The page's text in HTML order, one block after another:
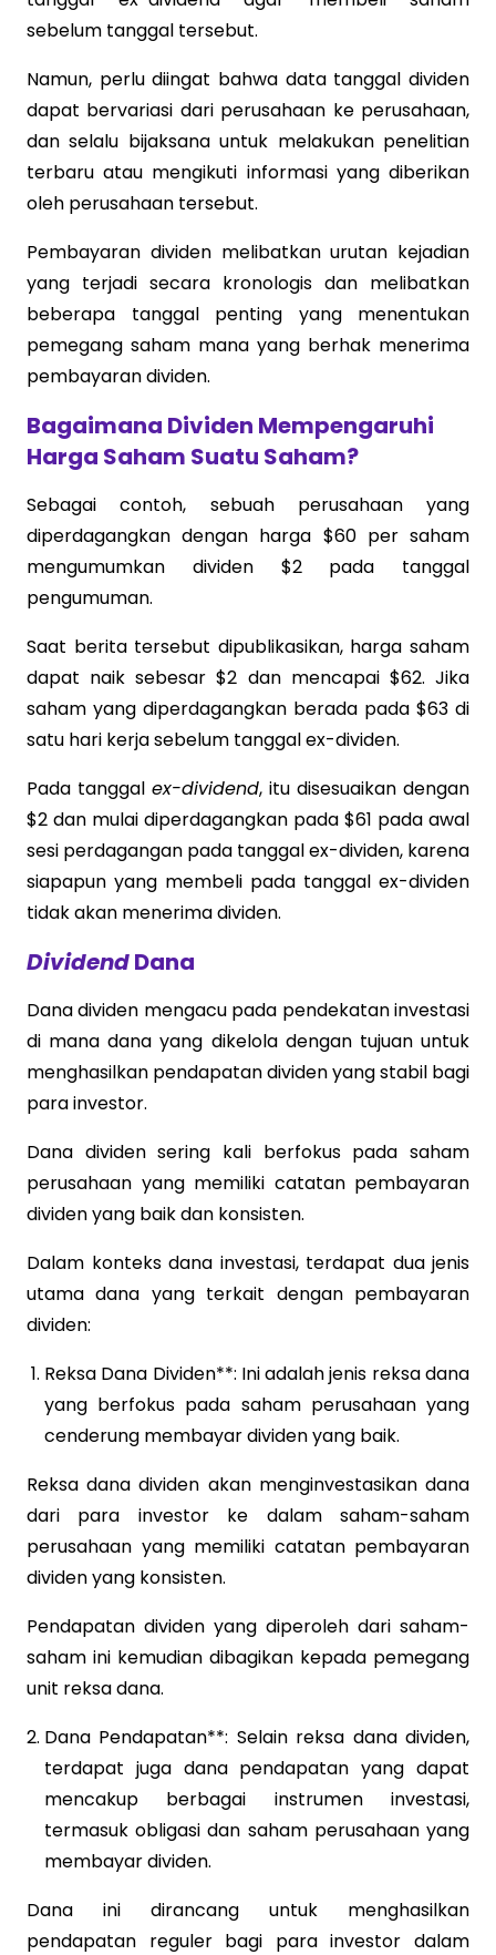
sebelum tanggal tersebut.
Namun, perlu diingat bahwa data tanggal dividen
dapat bervariasi dari perusahaan ke perusahaan,
dan selalu bijaksana untuk melakukan penelitian
terbaru atau mengikuti informasi yang diberikan
oleh perusahaan tersebut.
Pembayaran dividen melibatkan urutan kejadian
yang terjadi secara kronologis dan melibatkan
beberapa tanggal penting yang menentukan
pemegang saham mana yang berhak menerima
pembayaran dividen.
Bagaimana Dividen Mempengaruhi
Harga Saham Suatu Saham?
Sebagai contoh, sebuah perusahaan yang
diperdagangkan dengan harga $60 per saham
mengumumkan dividen $2 pada tanggal
pengumuman.
Saat berita tersebut dipublikasikan, harga saham
dapat naik sebesar $2 dan mencapai $62. Jika
saham yang diperdagangkan berada pada $63 di
satu hari kerja sebelum tanggal ex-dividen.
Pada tanggal ex-dividend, itu disesuaikan dengan
$2 dan mulai diperdagangkan pada $61 pada awal
sesi perdagangan pada tanggal ex-dividen, karena
siapapun yang membeli pada tanggal ex-dividen
tidak akan menerima dividen.
DividendDana
Dana dividen mengacu pada pendekatan investasi
di mana dana yang dikelola dengan tujuan untuk
menghasilkan pendapatan dividen yang stabil bagi
para investor.
Dana dividen sering kali berfokus pada saham
perusahaan yang memiliki catatan pembayaran
dividen yang baik dan konsisten.
Dalam konteks dana investasi, terdapat dua jenis
utama dana yang terkait dengan pembayaran
dividen:
Reksa Dana Dividen**: Ini adalah jenis reksa dana
yang berfokus pada saham perusahaan yang
cenderung membayar dividen yang baik.
Reksa dana dividen akan menginvestasikan dana
dari para investor ke dalam saham-saham
perusahaan yang memiliki catatan pembayaran
dividen yang konsisten.
Pendapatan dividen yang diperoleh dari saham-
saham ini kemudian dibagikan kepada pemegang
unit reksa dana.
Dana Pendapatan**: Selain reksa dana dividen,
terdapat juga dana pendapatan yang dapat
mencakup berbagai instrumen investasi,
termasuk obligasi dan saham perusahaan yang
membayar dividen.
Dana ini dirancang untuk menghasilkan
pendapatan reguler bagi para investor dalam